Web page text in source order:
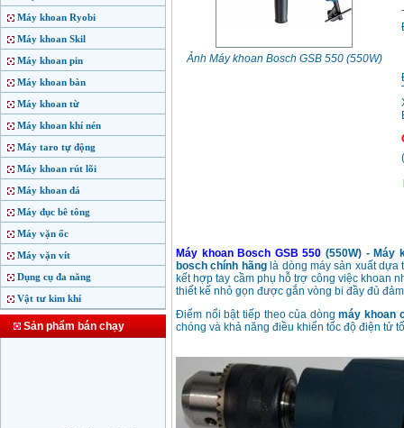
Máy khoan Ryobi
Máy khoan Skil
Máy khoan pin
Máy khoan bàn
Máy khoan từ
Máy khoan khí nén
Máy taro tự động
Máy khoan rút lõi
Máy khoan đá
Máy đục bê tông
Máy vặn ốc
Máy vặn vít
Dụng cụ đa năng
Vật tư kim khí
Sản phẩm bán chạy
Ảnh Máy khoan Bosch GSB 550 (550W)
(
Máy khoan Bosch GSB 550 (550W) - Máy
bosch chính hãnglà dòng máy sản xuất dựa
kết hợp tay cầm phụ hỗ trợ công việc khoan
thiết kế nhỏ gọn được gắn vòng bi đầy đủ
Điểm nổi bật tiếp theo của dòngmáy khoan
chóng và khả năng điều khiển tốc độ điện tử